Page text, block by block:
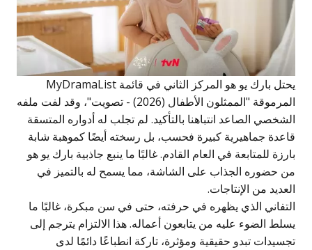
يحتل بارك يو هو المركز الثاني في قائمة MyDramaList
المرموقة "الممثلون الأطفال (2026) - تصويت"، وقد لفت ملفه
الصاعد انتباهنا بالتأكيد. لم تجلب له أدواره المتسقة
جماهيرية كبيرة فحسب، بل رسخته أيضًا كموهبة شابة
للمتابعة في العام القادم. غالبًا ما ينبع جاذبية بارك يو هو
حضوره الجذاب على الشاشة، مما يسمح له بالتميز في
من الإنتاجات.
الذي يظهره في حرفته، حتى في سن مبكرة، غالبًا ما
الضوء عليه من يتابعون أعماله. هذا الالتزام يترجم إلى
تبدو حقيقية ومؤثرة، تاركة انطباعًا دائمًا لدى